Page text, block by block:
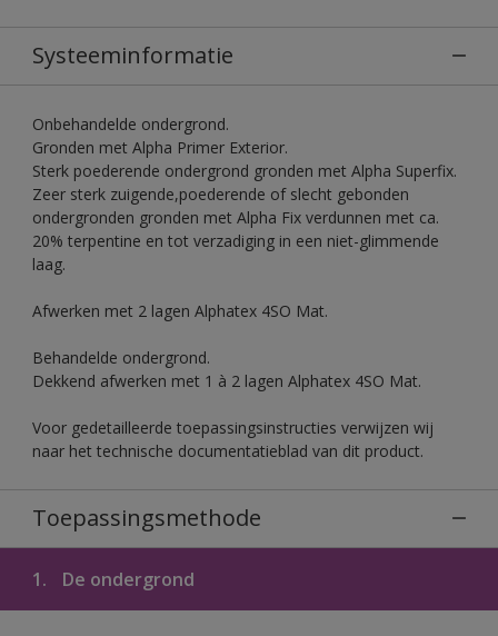
Systeeminformatie
Onbehandelde ondergrond.
Gronden met Alpha Primer Exterior.
Sterk poederende ondergrond gronden met Alpha Superfix.
Zeer sterk zuigende,poederende of slecht gebonden
ondergronden gronden met Alpha Fix verdunnen met ca.
20% terpentine en tot verzadiging in een niet-glimmende
laag.
Afwerken met 2 lagen Alphatex 4SO Mat.
Behandelde ondergrond.
Dekkend afwerken met 1 à 2 lagen Alphatex 4SO Mat.
Voor gedetailleerde toepassingsinstructies verwijzen wij
naar het technische documentatieblad van dit product.
Toepassingsmethode
1. De ondergrond